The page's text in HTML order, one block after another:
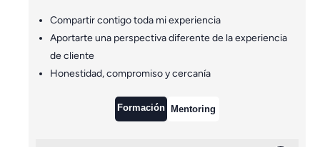
Compartir contigo toda mi experiencia
Aportarte una perspectiva diferente de la experiencia
de cliente
Honestidad, compromiso y cercanía
Formación Mentoring